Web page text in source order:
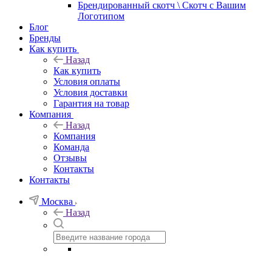
Брендированный скотч \ Скотч с Вашим
Логотипом
Блог
Бренды
Как купить
Назад
Как купить
Условия оплаты
Условия доставки
Гарантия на товар
Компания
Назад
Компания
Команда
Отзывы
Контакты
Контакты
Москва
Назад